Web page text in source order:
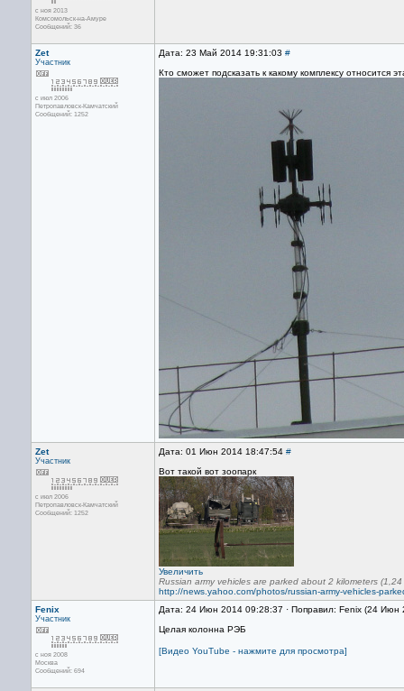
с ноя 2013
Комсомольск-на-Амуре
Сообщений: 36
Zet
Участник
с июл 2006
Петропавловск-Камчатский
Сообщений: 1252
Дата: 23 Май 2014 19:31:03 #
Кто сможет подсказать к какому комплексу относится
Zet
Участник
с июл 2006
Петропавловск-Камчатский
Сообщений: 1252
Дата: 01 Июн 2014 18:47:54 #
Вот такой вот зоопарк
Увеличить
Russian army vehicles are parked about 2 kilometers
http://news.yahoo.com/photos/russian-army-vehicles-
Fenix
Участник
с ноя 2008
Москва
Сообщений: 694
Дата: 24 Июн 2014 09:28:37 · Поправил: Fenix (24
Целая колонна РЭБ
[Видео YouTube - нажмите для просмотра]